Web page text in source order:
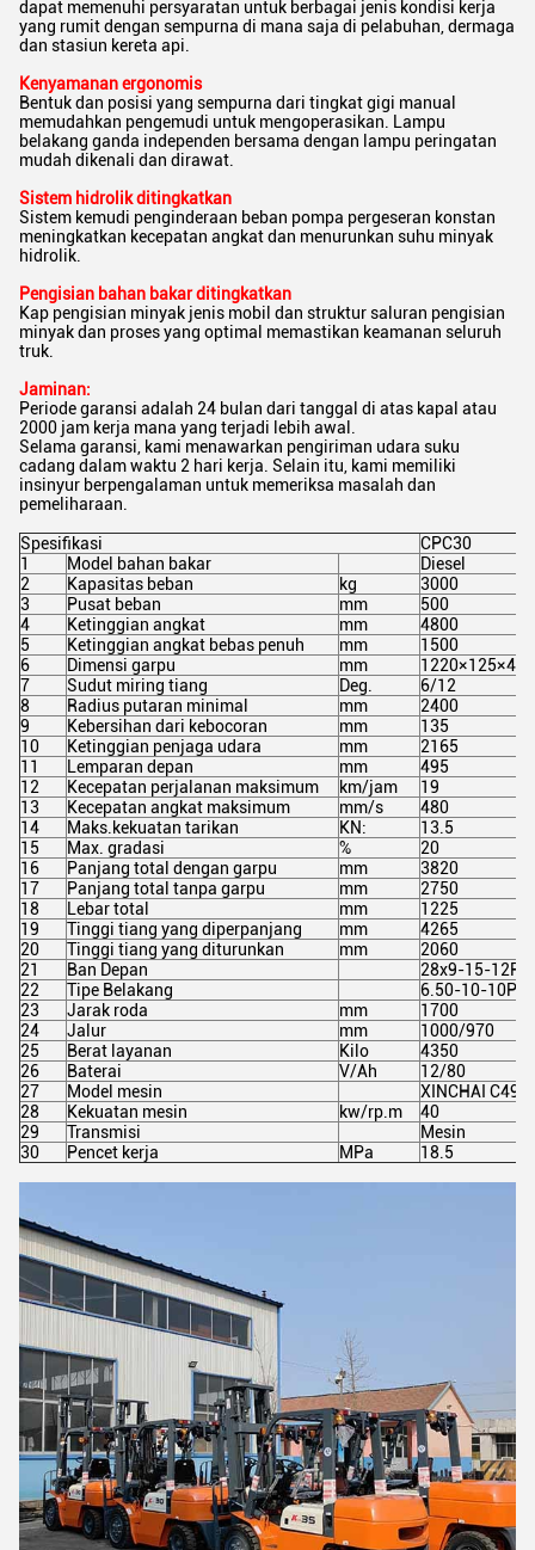
dapat memenuhi persyaratan untuk berbagai jenis kondisi kerja
yang rumit dengan sempurna di mana saja di pelabuhan, dermaga
dan stasiun kereta api.
Kenyamanan ergonomis
Bentuk dan posisi yang sempurna dari tingkat gigi manual
memudahkan pengemudi untuk mengoperasikan. Lampu
belakang ganda independen bersama dengan lampu peringatan
mudah dikenali dan dirawat.
Sistem hidrolik ditingkatkan
Sistem kemudi penginderaan beban pompa pergeseran konstan
meningkatkan kecepatan angkat dan menurunkan suhu minyak
hidrolik.
Pengisian bahan bakar ditingkatkan
Kap pengisian minyak jenis mobil dan struktur saluran pengisian
minyak dan proses yang optimal memastikan keamanan seluruh
truk.
Jaminan:
Periode garansi adalah 24 bulan dari tanggal di atas kapal atau
2000 jam kerja mana yang terjadi lebih awal.
Selama garansi, kami menawarkan pengiriman udara suku
cadang dalam waktu 2 hari kerja. Selain itu, kami memiliki
insinyur berpengalaman untuk memeriksa masalah dan
pemeliharaan.
Spesifikasi
CPC30
1
Model bahan bakar
Diesel
2
Kapasitas beban kg
3000
3
Pusat beban mm
500
4
Ketinggian angkat mm
4800
5
Ketinggian angkat bebas penuh mm
1500
6
Dimensi garpu mm
1220×125×45
7
Sudut miring tiang Deg.
6/12
8
Radius putaran minimal mm
2400
9
Kebersihan dari kebocoran mm
135
10
Ketinggian penjaga udara mm
2165
11
Lemparan depan mm
495
12
Kecepatan perjalanan maksimum km/jam
19
13
Kecepatan angkat maksimum mm/s
480
14
Maks.kekuatan tarikan KN:
13.5
15
Max. gradasi %
20
16
Panjang total dengan garpu mm
3820
17
Panjang total tanpa garpu mm
2750
18
Lebar total mm
1225
19
Tinggi tiang yang diperpanjang mm
4265
20
Tinggi tiang yang diturunkan mm
2060
21
Ban Depan
28x9-15-12PR
22
Tipe Belakang
6.50-10-10PR
23
Jarak roda mm
1700
24
Jalur mm
1000/970
25
Berat layanan Kilo
4350
26
Baterai V/Ah
12/80
27
Model mesin
XINCHAI
28
Kekuatan mesin kw/rp.m
40
29
Transmisi
Mesin
30
Pencet kerja MPa 18.5